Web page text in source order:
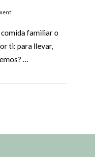
comida familiar o
ti: para llevar,
…